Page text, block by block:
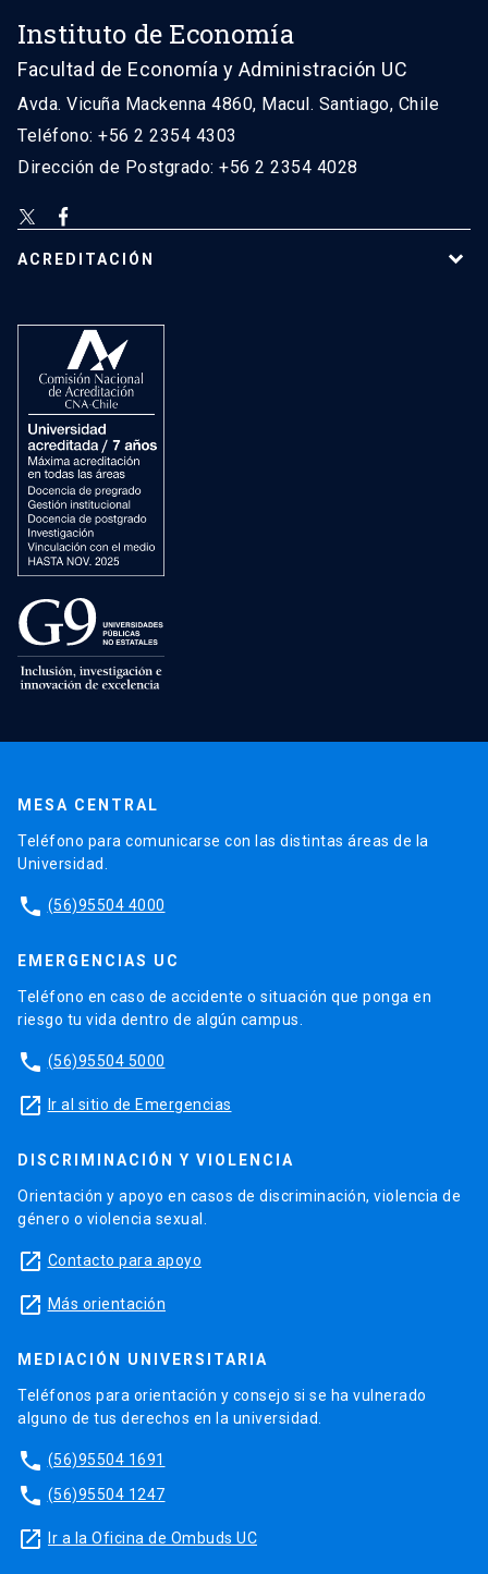
Instituto de Economía
Facultad de Economía y Administración UC
Avda. Vicuña Mackenna 4860, Macul. Santiago, Chile
Teléfono: +56 2 2354 4303
Dirección de Postgrado: +56 2 2354 4028
ACREDITACIÓN
MESA CENTRAL
Teléfono para comunicarse con las distintas áreas de la
Universidad.
phone (56)95504 4000
EMERGENCIAS UC
Teléfono en caso de accidente o situación que ponga en
riesgo tu vida dentro de algún campus.
phone (56)95504 5000
launch Ir al sitio de Emergencias
DISCRIMINACIÓN Y VIOLENCIA
Orientación y apoyo en casos de discriminación, violencia de
género o violencia sexual.
launch Contacto para apoyo
launch Más orientación
MEDIACIÓN UNIVERSITARIA
Teléfonos para orientación y consejo si se ha vulnerado
alguno de tus derechos en la universidad.
phone (56)95504 1691
phone (56)95504 1247
launch Ir a la Oficina de Ombuds UC